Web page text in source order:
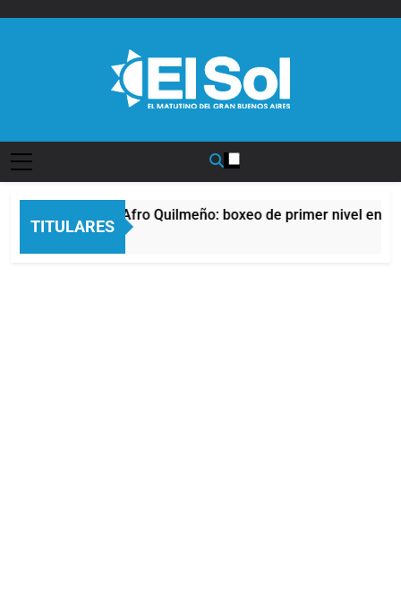
TITULARES
La noche del Afro Quilmeño: boxeo de primer nivel en la
11 Horas Atrás